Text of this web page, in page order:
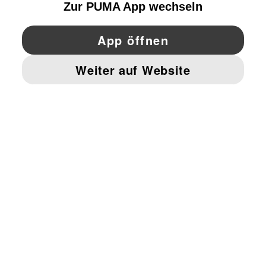
YouTube Pinterest
IMPRESSUM UND RECHTLICHE HINWEISE